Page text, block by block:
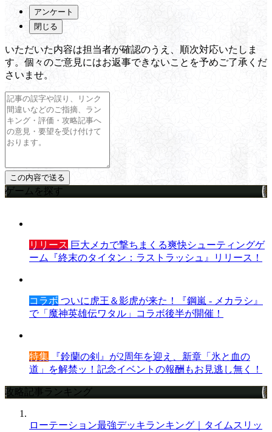
アンケート
閉じる
いただいた内容は担当者が確認のうえ、順次対応いたしま
す。個々のご意見にはお返事できないことを予めご了承くだ
さいませ。
ゲームを探す
リリース 巨大メカで撃ちまくる爽快シューティングゲ
ーム『終末のタイタン：ラストラッシュ』リリース！
コラボ ついに虎王＆影虎が来た！『鋼嵐 - メカラシ』
で「魔神英雄伝ワタル」コラボ後半が開催！
特集 『鈴蘭の剣』が2周年を迎え、新章「氷と血の
道」を解禁ッ！記念イベントの報酬もお見逃し無く！
攻略記事ランキング
ローテーション最強デッキランキング｜タイムスリッ